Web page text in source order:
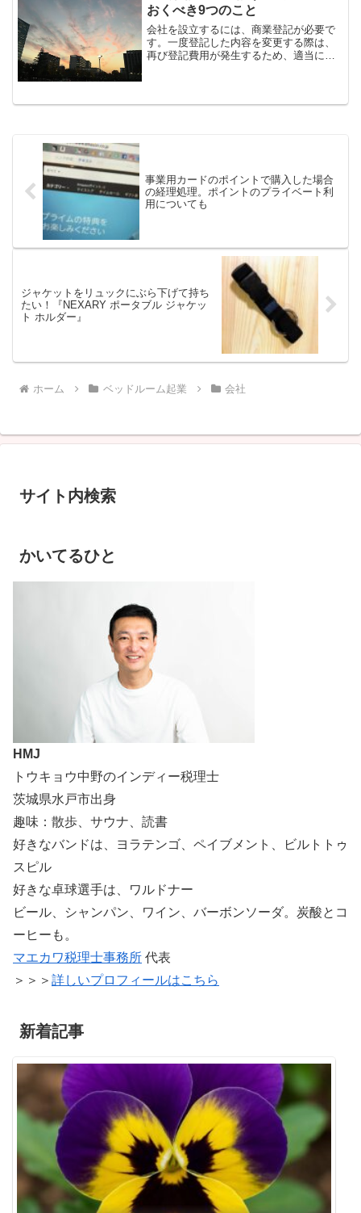
のお金がもらえる制...
おくべき9つのこと
会社を設立するには、商業登記が必要で
す。一度登記した内容を変更する際は、
再び登記費用が発生するため、適当に見
会社にするのかが決まった...
事業用カードのポイントで購入した場合
の経理処理。ポイントのプライベート利
用についても
ジャケットをリュックにぶら下げて持ち
たい！『NEXARY ポータブル ジャケッ
ト ホルダー』
ホーム ベッドルーム起業 会社
サイト内検索
かいてるひと
HMJ
トウキョウ中野のインディー税理士
茨城県水戸市出身
趣味：散歩、サウナ、読書
好きなバンドは、ヨラテンゴ、ペイブメント、ビルトトゥ
スピル
好きな卓球選手は、ワルドナー
ビール、シャンパン、ワイン、バーボンソーダ。炭酸とコ
ーヒーも。
マエカワ税理士事務所 代表
＞＞＞ 詳しいプロフィールはこちら
新着記事